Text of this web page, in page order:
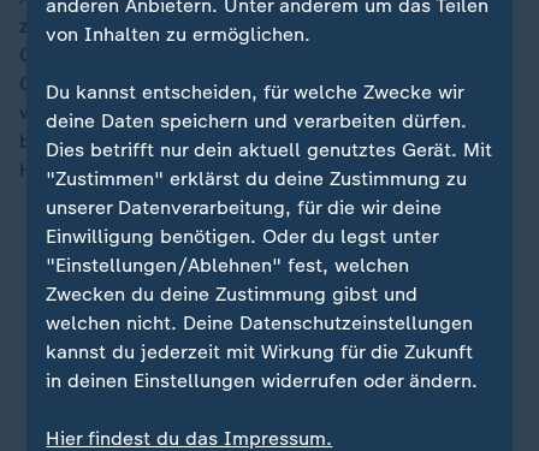
zwar hoch, aber reichten nicht an jene des
Gründonnerstags heran. Wenngleich der Samstag vor
Ostern natürlich noch einmal zum Einkaufen genutzt
werde, frische Lebensmittel und Blumen seien
besonders gefragt, sagt der Sprecher des
Handelsverbands Bayern, Bernd Ohlmann.
anderen Anbietern. Unter anderem um das Teilen
von Inhalten zu ermöglichen.
Du kannst entscheiden, für welche Zwecke wir
deine Daten speichern und verarbeiten dürfen.
Dies betrifft nur dein aktuell genutztes Gerät. Mit
"Zustimmen" erklärst du deine Zustimmung zu
unserer Datenverarbeitung, für die wir deine
Einwilligung benötigen. Oder du legst unter
"Einstellungen/Ablehnen" fest, welchen
Zwecken du deine Zustimmung gibst und
welchen nicht. Deine Datenschutzeinstellungen
kannst du jederzeit mit Wirkung für die Zukunft
in deinen Einstellungen widerrufen oder ändern.
Hier findest du das Impressum.